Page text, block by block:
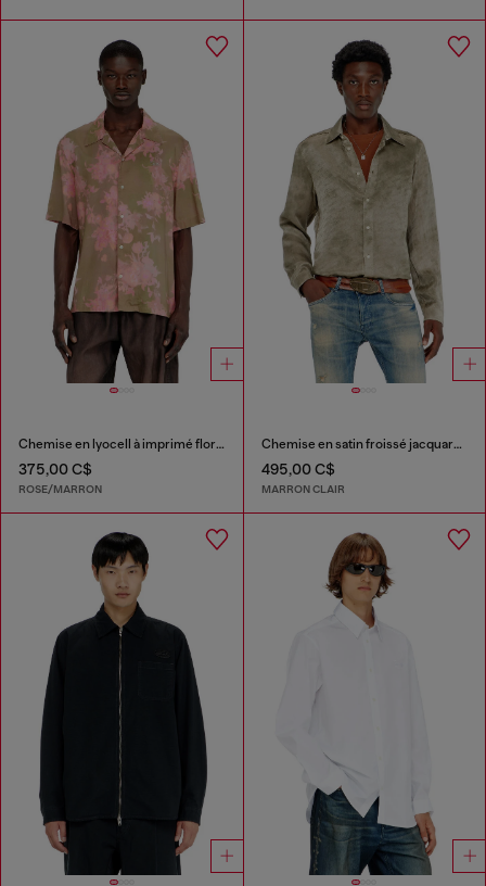
Chemise en lyocell à imprimé floral intégral
375,00 C$
ROSE/MARRON
Chemise en satin froissé jacquard logo
495,00 C$
MARRON CLAIR